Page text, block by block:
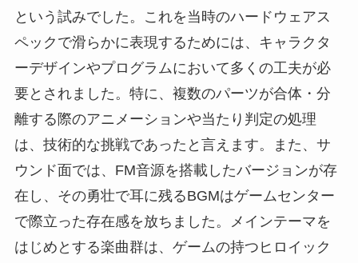
という試みでした。これを当時のハードウェアス
ペックで滑らかに表現するためには、キャラクタ
ーデザインやプログラムにおいて多くの工夫が必
要とされました。特に、複数のパーツが合体・分
離する際のアニメーションや当たり判定の処理
は、技術的な挑戦であったと言えます。また、サ
ウンド面では、FM音源を搭載したバージョンが存
在し、その勇壮で耳に残るBGMはゲームセンター
で際立った存在感を放ちました。メインテーマを
はじめとする楽曲群は、ゲームの持つヒロイック